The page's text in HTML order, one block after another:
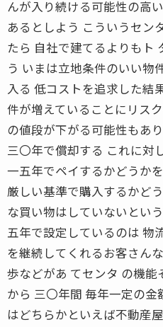
んが入り続ける可能性の高
あるとしよう こういうセン
たら 自社で建てるよりもト
う いまは立地条件のいい物
入る 低コストを追求した結
件が増えていることにリス
の値段が下がる可能性もあ
三〇年で償却する これに対
一五年でペイするかどうか
厳しい基準で購入するかど
な買い物はしていないとい
五年で設定しているのは 物
を継続してくれるお客さん
歩などがあ てセンタ の機能
から 三〇年間 毎年一定の
はどちらかといえば不動産